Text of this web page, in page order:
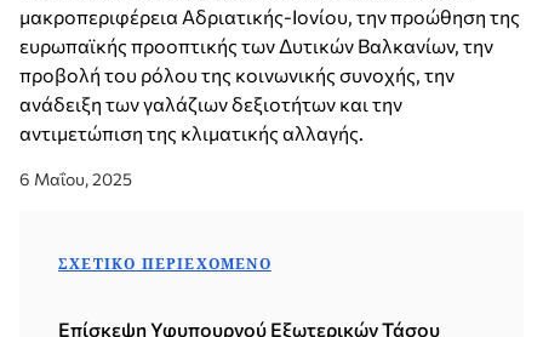
μακροπεριφέρεια Αδριατικής-Ιονίου, την προώθηση της
ευρωπαϊκής προοπτικής των Δυτικών Βαλκανίων, την
προβολή του ρόλου της κοινωνικής συνοχής, την
ανάδειξη των γαλάζιων δεξιοτήτων και την
αντιμετώπιση της κλιματικής αλλαγής.
6 Μαΐου, 2025
ΣΧΕΤΙΚΌ ΠΕΡΙΕΧΌΜΕΝΟ
Επίσκεψη Υφυπουργού Εξωτερικών Τάσου